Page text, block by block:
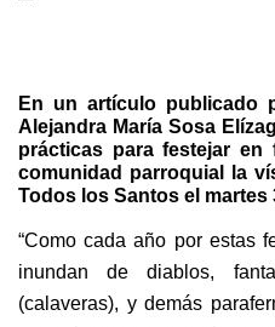
En un artículo publicado
Alejandra María Sosa
prácticas para festejar
comunidad parroquial la
Todos los Santos el martes
“Como cada año por estas
inundan de diablos,
(calaveras), y demás